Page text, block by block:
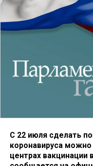
С 22 июля сделать
коронавируса
центрах